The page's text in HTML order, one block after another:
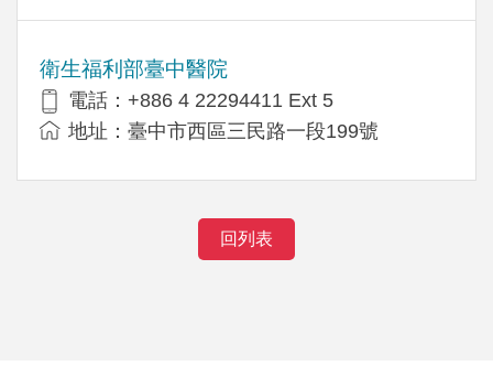
衛生福利部臺中醫院
電話：+886 4 22294411 Ext 5
地址：臺中市西區三民路一段199號
回列表